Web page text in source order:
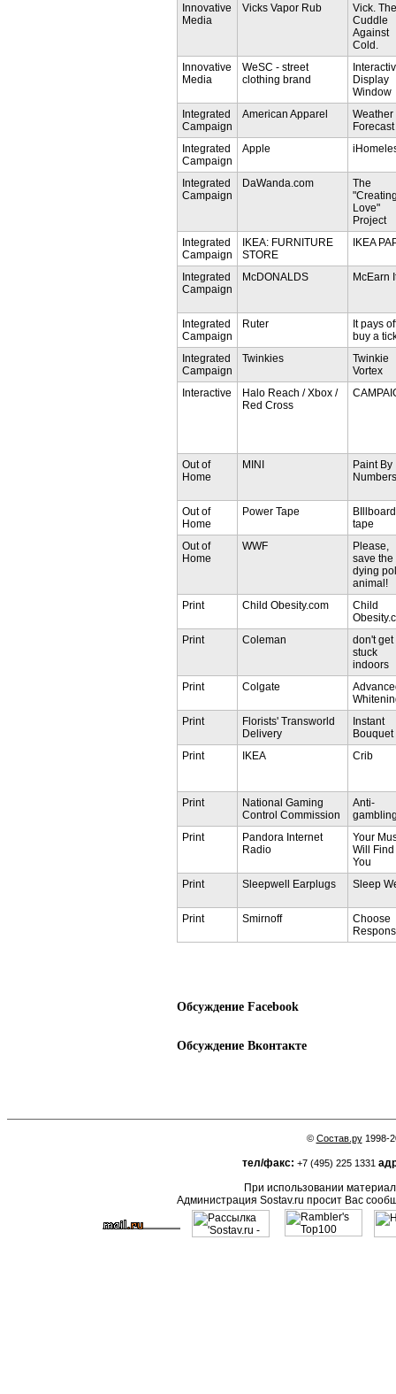
Innovative
Media
Vicks Vapor Rub
Vick. The
Cuddle
Against
Cold.
Innovative
Media
WeSC - street
clothing brand
Display
Window
Integrated
Campaign
American Apparel
Weather
Forecast
Integrated
Campaign
Apple
Integrated
Campaign
DaWanda.com
The
Love"
Project
Integrated
Campaign
IKEA: FURNITURE
STORE
IKEA
Integrated
Campaign
McDONALDS McEarn
Integrated
Campaign
Ruter
It pays
buy a
Integrated
Campaign
Twinkies
Twinkie
Vortex
Interactive
Halo Reach / Xbox /
Red Cross
Out of
Home
MINI
Paint By
Numbers
Out of
Home
Power Tape
BIllboard
tape
Out of
Home
WWF
Please,
save the
dying
animal!
Print
Child Obesity.com
Child
Print
Coleman
don't get
stuck
indoors
Print
Colgate
Print
Florists' Transworld
Delivery
Instant
Bouquet
Print
IKEA Crib
Print
National Gaming
Control Commission
Anti-
Print
Pandora Internet
Radio
Your
Will Find
You
Print
Sleepwell Earplugs Sleep
Print Smirnoff
Choose
Обсуждение Facebook
Обсуждение Вконтакте
© Состав.ру1998-
тел/факс: +7 (495) 225 1331
При использовании
Администрация Sostav.ru просит Вас